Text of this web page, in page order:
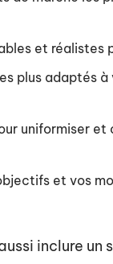
et réalistes
plus adaptés
uniformiser
et vos
inclure un